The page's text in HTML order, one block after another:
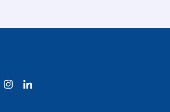
YouTube Instagram